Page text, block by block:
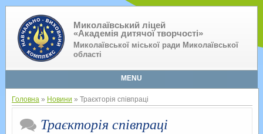
Миколаївський ліцей
«Академія дитячої творчості»
Миколаївської міської ради Миколаївської
області
MENU
Головна» Новини » Траєкторія співпраці
Траєкторія співпраці